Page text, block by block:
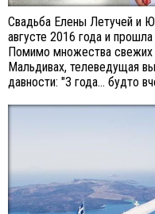
Свадьба Елены Летучей и
августе 2016 года и
Помимо множества свежих
Мальдивах, телеведущая
давности: "3 года... будто